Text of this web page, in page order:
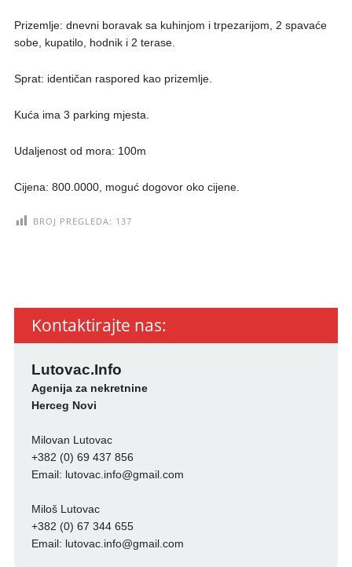
Prizemlje: dnevni boravak sa kuhinjom i trpezarijom, 2 spavaće
sobe, kupatilo, hodnik i 2 terase.
Sprat: identičan raspored kao prizemlje.
Kuća ima 3 parking mjesta.
Udaljenost od mora: 100m
Cijena: 800.0000, moguć dogovor oko cijene.
BROJ PREGLEDA: 137
Kontaktirajte nas:
Lutovac.Info
Agenija za nekretnine
Herceg Novi
Milovan Lutovac
+382 (0) 69 437 856
Email: lutovac.info@gmail.com
Miloš Lutovac
+382 (0) 67 344 655
Email: lutovac.info@gmail.com